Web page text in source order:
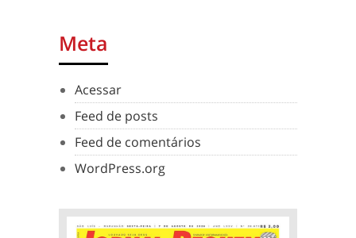
Meta
Acessar
Feed de posts
Feed de comentários
WordPress.org